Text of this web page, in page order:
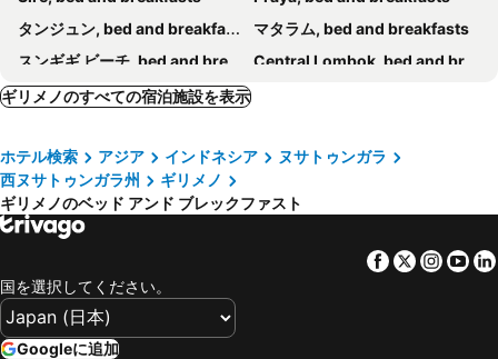
タンジュン, bed and breakfasts
マタラム, bed and breakfasts
スンギギ ビーチ, bed and breakfasts
Central Lombok, bed and breakfasts
Ampenan, bed and breakfasts
ギリメノのすべての宿泊施設を表示
ホテル検索 アジア インドネシア
ヌサトゥンガラ
西ヌサトゥンガラ州
ギリメノ
ギリメノのベッド アンド ブレックファスト
Facebook
Twitter
国を選択してください。
Googleに追加